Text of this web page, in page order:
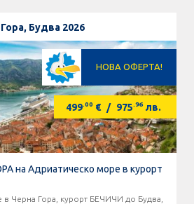
Будва 2026
НОВА ОФЕРТА!
499.00 € / 975.96 лв.
на Адриатическо море в курорт
в Черна Гора, курорт БЕЧИЧИ до Будва,